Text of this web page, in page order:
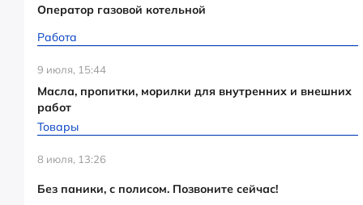
Оператор газовой котельной
Работа
9 июля, 15:44
Масла, пропитки, морилки для внутренних и внешних
работ
Товары
8 июля, 13:26
Без паники, с полисом. Позвоните сейчас!